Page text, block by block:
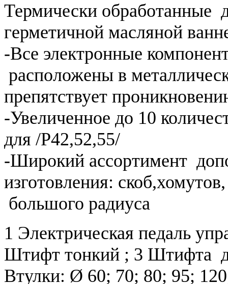
Термически обработанные
герметичной масляной
-Все электронные
расположены в
препятствует
-Увеличенное до 10
для /P42,52,55/
-Широкий ассортимент
изготовления:
большого радиуса
1 Электрическая педаль
Штифт тонкий ; 3 Штифта
Втулки: Ø 60; 70; 80; 95;